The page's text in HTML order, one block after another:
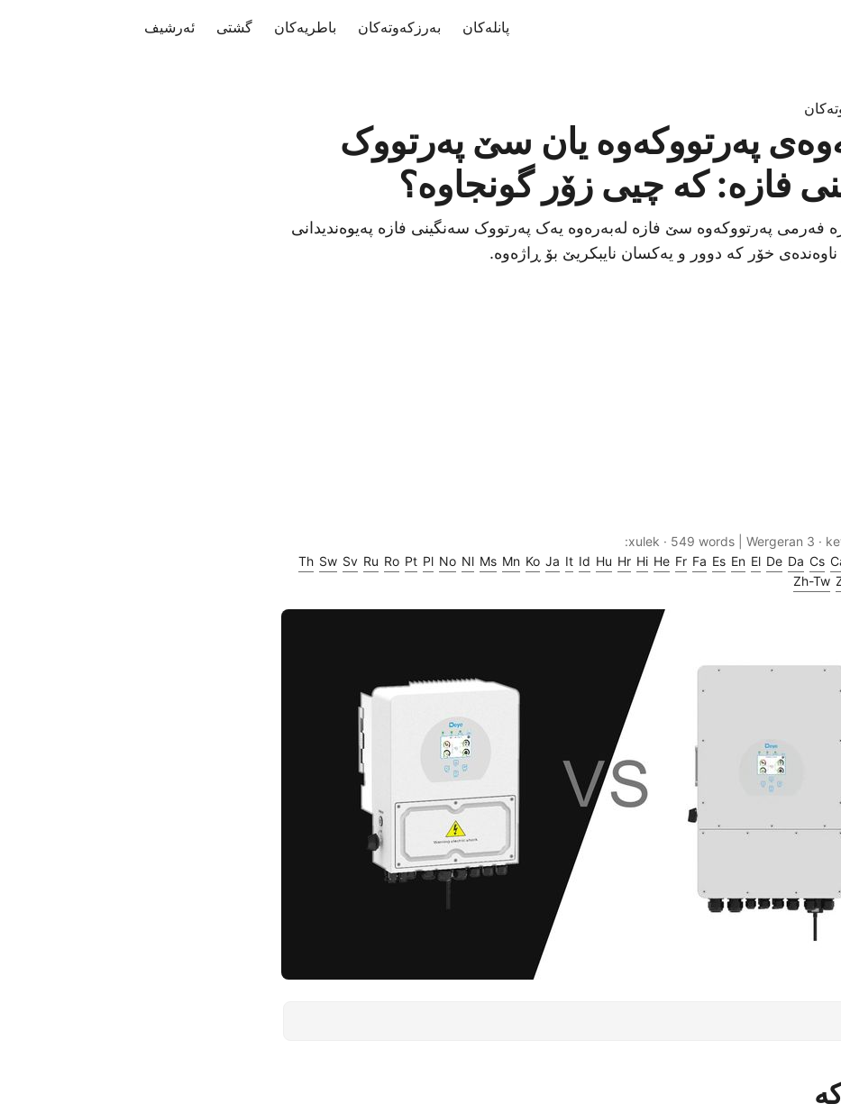
پانلەکان بەرزکەوتەکان باطریەکان گشتی ئەرشیف
پەرتووکەوە یان سێ پەرتووک
فازە: کە چیی زۆر گونجاوە؟
فەرمی پەرتووکەوە سێ فازە لەبەرەوە یەک پەرتووک سەنگینی فازە پەیوەندیدانی
خۆر کە دوور و یەکسان نایبکریێ بۆ ڕاژەوە.
· 3 xulek · 549 words | Wergeran:
Cs
Da
De
El
En
Es
Fa
Fr
He
Hi
Hr
Hu
Id
It
Ja
Ko
Mn
Ms
Nl
No
Pl
Pt
Ro
Ru
Sv
Sw
Th
Zh-Tw